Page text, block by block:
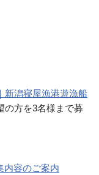
新潟寝屋漁港遊漁船
の方を3名様まで募
内容のご案内